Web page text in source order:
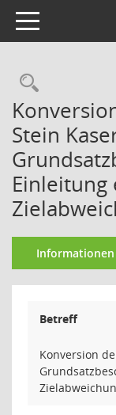
Toggle navigation
Stein
Einleitung
Informationen
Betreff
Konversion